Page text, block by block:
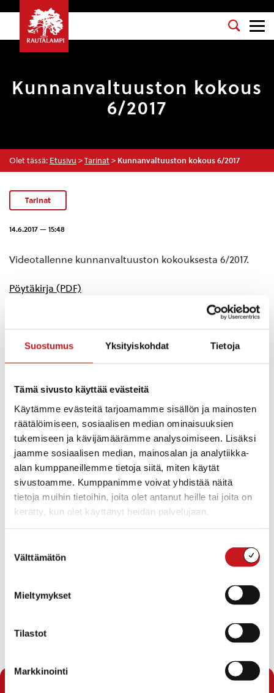
Suostumus Yksityiskohdat Tietoja
Tämä sivusto käyttää evästeitä
Käytämme evästeitä tarjoamamme sisällön ja mainosten
räätälöimiseen, sosiaalisen median ominaisuuksien
tukemiseen ja kävijämäärämme analysoimiseen. Lisäksi
jaamme sosiaalisen median, mainosalan ja analytiikka-
alan kumppaneillemme tietoja siitä, miten käytät
sivustoamme. Kumppanimme voivat yhdistää näitä
tietoja muihin tietoihin, joita olet antanut heille tai joita on
kerätty, kun olet käyttänyt heidän palvelujaan.
valinta
Välttämätön
Mieltymykset
Tilastot
Markkinointi
Kunnanvaltuuston kokous
6/2017
Olet tässä: Etusivu > Tarinat > Kunnanvaltuuston kokous 6/2017
Tarinat
14.6.2017 — 15:48
Videotallenne kunnanvaltuuston kokouksesta 6/2017.
Pöytäkirja (PDF)
« Uutishuone